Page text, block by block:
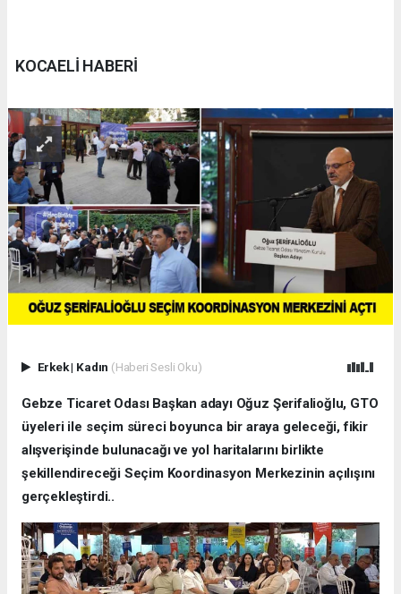
KOCAELİ HABERİ
Erkek| Kadın (Haberi Sesli Oku)
Gebze Ticaret Odası Başkan adayı Oğuz Şerifalioğlu, GTO
üyeleri ile seçim süreci boyunca bir araya geleceği, fikir
alışverişinde bulunacağı ve yol haritalarını birlikte
şekillendireceği Seçim Koordinasyon Merkezinin açılışını
gerçekleştirdi..